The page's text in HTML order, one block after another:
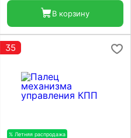
В корзину
35
% Летняя распродажа